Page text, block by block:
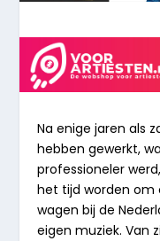
Na enige jaren als
hebben gewerkt,
professioneler
het tijd worden om
wagen bij de
eigen muziek. Van